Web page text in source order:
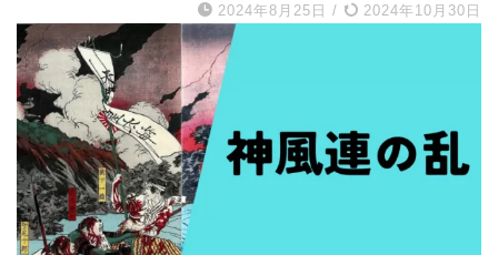
2024年8月25日 / 2024年10月30日